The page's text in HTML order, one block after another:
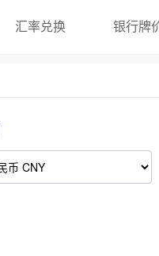
汇率兑换 银行牌